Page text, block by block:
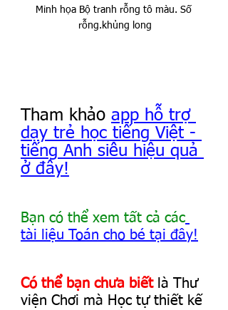
Minh họa Bộ tranh rỗng tô màu. Số
rỗng.khủng long
Tham khảo app hỗ trợ
dạy trẻ học tiếng Việt -
tiếng Anh siêu hiệu quả
ở đây!
Bạn có thể xem tất cả các
tài liệu Toán cho bé tại đây!
Có thể bạn chưa biết là Thư
viện Chơi mà Học tự thiết kế